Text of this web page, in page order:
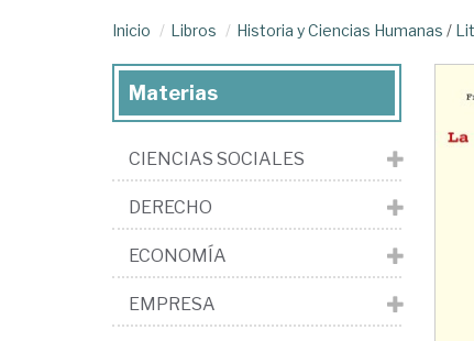
Inicio Libros Historia y Ciencias Humanas /
Materias
CIENCIAS SOCIALES
DERECHO
ECONOMÍA
EMPRESA